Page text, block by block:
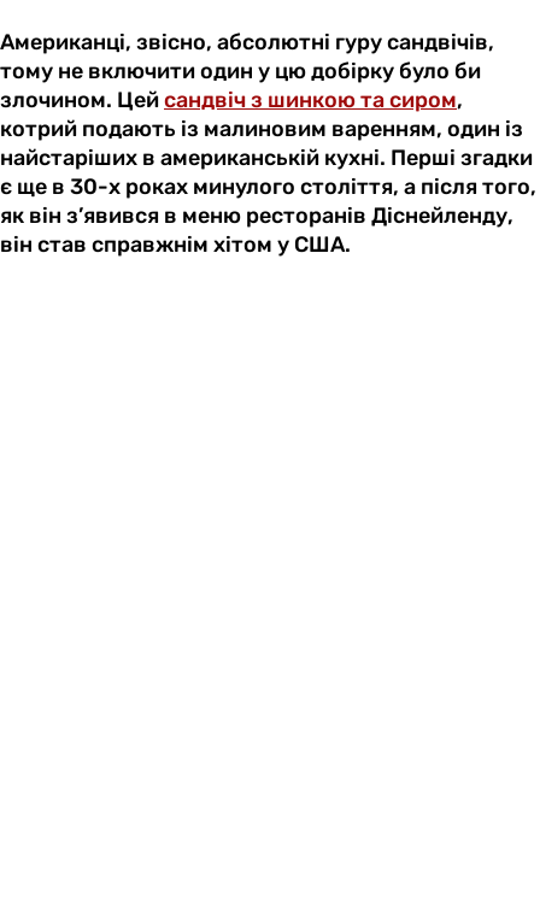
Американці, звісно, абсолютні гуру сандвічів,
тому не включити один у цю добірку було би
злочином. Цейсандвіч з шинкою та сиром,
котрий подають із малиновим варенням, один із
найстаріших в американській кухні. Перші згадки
є ще в 30-х роках минулого століття, а після того,
як він з’явився в меню ресторанів Діснейленду,
він став справжнім хітом у США.